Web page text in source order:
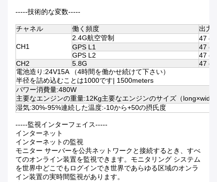
-----技術的な変数-----
チャネル 働く頻度 出力
CH1
2.4G航空管制
47
GPS L1
47
GPS L2
47
CH2
5.8G
47
電池造り:24V15A （4時間を働かせ続けて下さい）
半径を詰め込むことは1000です| 1500meters
パワー消費量:480W
主要なエンジンの重量:12Kg主要なエンジンのサイズ（
湿気:30%-95%連続した温度:-10から+50の摂氏度
-----監視インターフェイス-----
インターネット
インターネットの監視
モニター サーバーを公共ネットワークと接続するとき、すべ
てのオンライン装置を監視できます。モニタリング システム
を世界中どこでもログインでき世界であらゆる区域のオンラ
イン装置の実時間監視があります。